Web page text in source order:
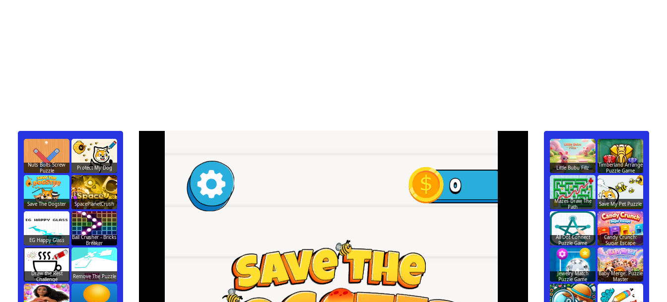
Nuts Bolts Screw
Puzzle
Protect My Dog
Save The Dogster SpacePlanetCrush
EG Happy Glass
Ball Crusher - Bricks
Breaker
Draw the Rest
Challenge
Remove The Puzzle
Little Bubu Fillz
Timberland Arrange
Puzzle Game
Mazes Draw The
Path
Save My Pet Puzzle
All Dot Connect
Puzzle Game
Candy Crunch:
Sugar Escape
Jewelry Match
Puzzle Game
Baby Merge: Puzzle
Master